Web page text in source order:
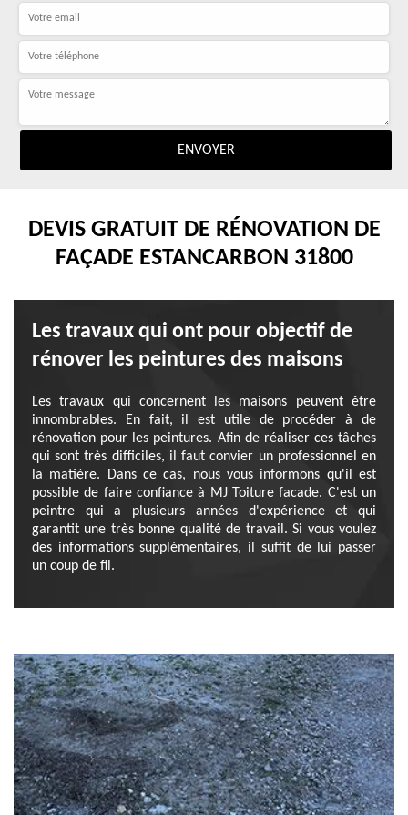
DEVIS GRATUIT DE RÉNOVATION DE
FAÇADE ESTANCARBON 31800
Les travaux qui ont pour objectif de
rénover les peintures des maisons
Les travaux qui concernent les maisons peuvent être
innombrables. En fait, il est utile de procéder à de
rénovation pour les peintures. Afin de réaliser ces tâches
qui sont très difficiles, il faut convier un professionnel en
la matière. Dans ce cas, nous vous informons qu'il est
possible de faire confiance à MJ Toiture facade. C'est un
peintre qui a plusieurs années d'expérience et qui
garantit une très bonne qualité de travail. Si vous voulez
des informations supplémentaires, il suffit de lui passer
un coup de fil.